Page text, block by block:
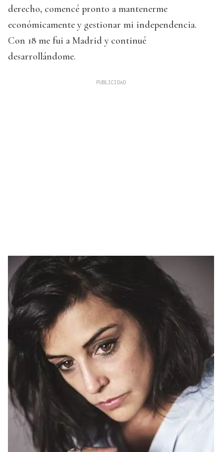
derecho, comencé pronto a mantenerme
económicamente y gestionar mi independencia.
Con 18 me fui a Madrid y continué
desarrollándome.